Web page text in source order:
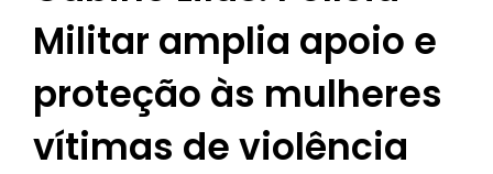
Militar amplia apoio e
proteção às mulheres
vítimas de violência